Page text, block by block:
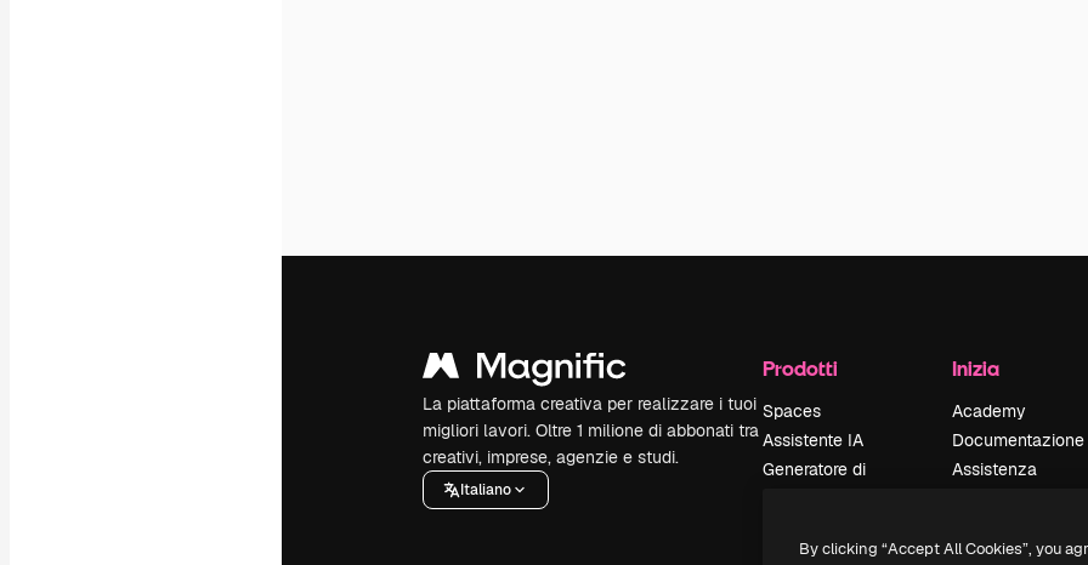
La piattaforma creativa per realizzare i tuoi
migliori lavori. Oltre 1 milione di abbonati tra
creativi, imprese, agenzie e studi.
Italiano
Prodotti
Spaces
Assistente IA
Generatore di
Inizia
Academy
Documentazione
Assistenza
Politica sulla
By clicking “Accept All Cookies”, you